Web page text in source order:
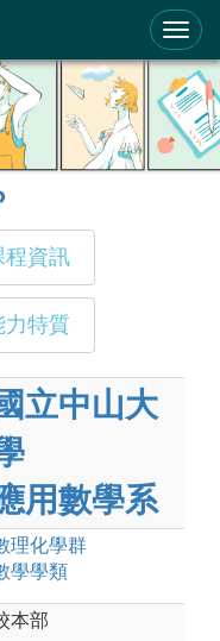
程資訊
力特質
立中山大
用數學系
理化學群
學學類
本部